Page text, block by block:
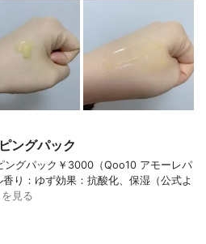
ングパック
グパック￥3000（Qoo10 アモーレパ
り：ゆず効果：抗酸化、保湿（公式よ
見る